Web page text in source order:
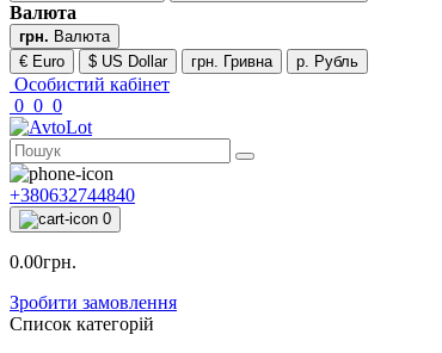
Валюта
грн. Валюта
€ Euro
$ US Dollar грн. Гривна р. Рубль
Особистий кабінет
0 0 0
+380632744840
0
0.00грн.
Зробити замовлення
Список категорій